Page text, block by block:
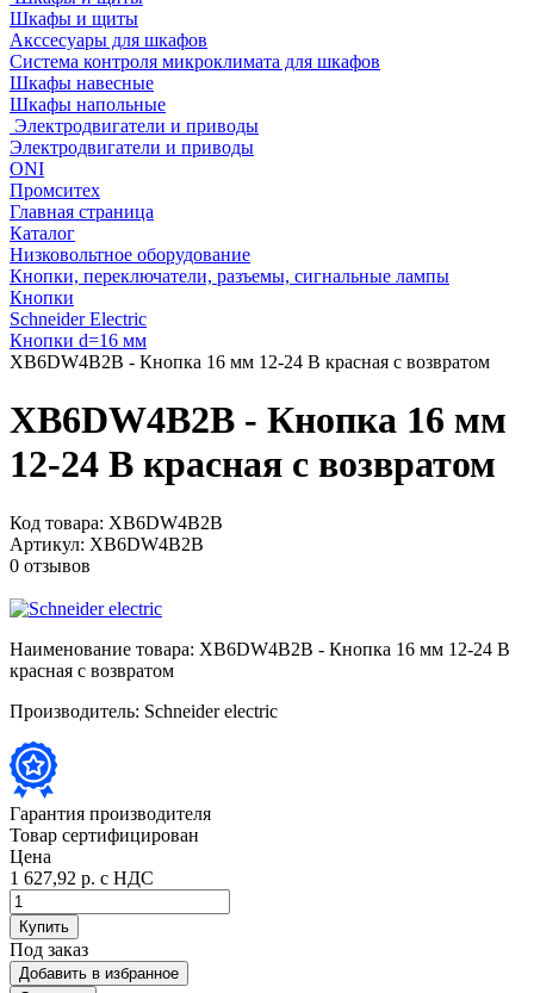
Шкафы и щиты
Акссесуары для шкафов
Система контроля микроклимата для шкафов
Шкафы навесные
Шкафы напольные
Электродвигатели и приводы
Электродвигатели и приводы
ONI
Промситех
Главная страница
Каталог
Низковольтное оборудование
Кнопки, переключатели, разъемы, сигнальные лампы
Кнопки
Schneider Electric
Кнопки d=16 мм
XB6DW4B2B - Кнопка 16 мм 12-24 В красная с возвратом
XB6DW4B2B - Кнопка 16 мм
12-24 В красная с возвратом
Код товара: XB6DW4B2B
Артикул: XB6DW4B2B
0 отзывов
Наименование товара: XB6DW4B2B - Кнопка 16 мм 12-24 В
красная с возвратом
Производитель: Schneider electric
Гарантия производителя
Товар сертифицирован
Цена
1 627,92 р. с НДС
Купить
Под заказ
Добавить в избранное